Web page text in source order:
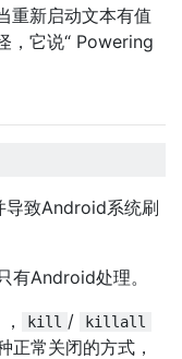
重新启动文本有值
，它说“ Powering
导致Android系统刷
有Android处理。
kill / killall
正常关闭的方式，